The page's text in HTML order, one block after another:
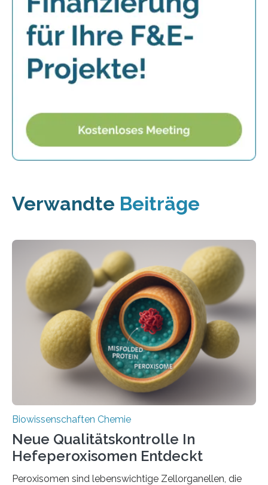
Verwandte Beiträge
Biowissenschaften Chemie
Neue Qualitätskontrolle In
Hefeperoxisomen Entdeckt
Peroxisomen sind lebenswichtige Zellorganellen, die